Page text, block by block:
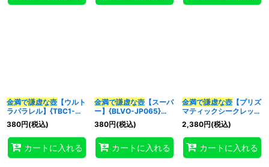
金満で謙虚な壺 【ウルト
ラパラレル】{TBC1-
JP011}《魔法》
380円(税込)
カートに入れる
金満で謙虚な壺【スーパ
ー】{BLVO-JP065}
《魔法》
380円(税込)
カートに入れる
金満で謙虚な壺【プリズ
マティックシークレッ
ト】{BLVO-JP065}
《魔法》
2,380円(税込)
カートに入れる